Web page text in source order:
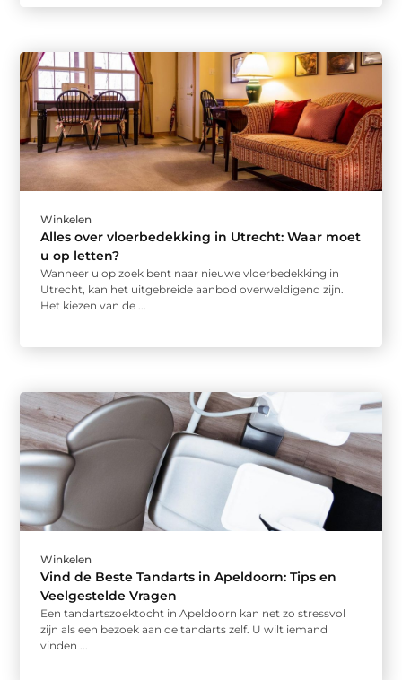
Winkelen
Alles over vloerbedekking in Utrecht: Waar moet
u op letten?
Wanneer u op zoek bent naar nieuwe vloerbedekking in
Utrecht, kan het uitgebreide aanbod overweldigend zijn.
Het kiezen van de ...
Winkelen
Vind de Beste Tandarts in Apeldoorn: Tips en
Veelgestelde Vragen
Een tandartszoektocht in Apeldoorn kan net zo stressvol
zijn als een bezoek aan de tandarts zelf. U wilt iemand
vinden ...